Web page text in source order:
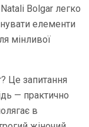
Bolgar легко
елементи
мінливої
Це запитання
— практично
в